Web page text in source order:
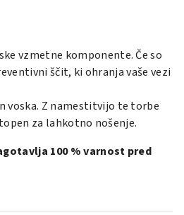
vzmetne komponente. Če so
ščit, ki ohranja vaše vezi
voska. Z namestitvijo te torbe
za lahkotno nošenje.
100 % varnost pred